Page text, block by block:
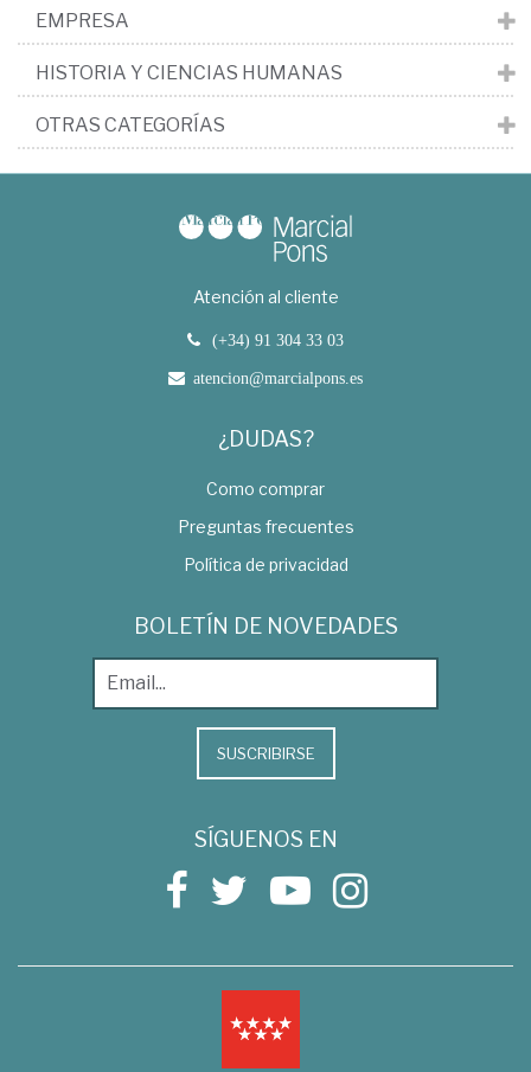
EMPRESA
HISTORIA Y CIENCIAS HUMANAS
OTRAS CATEGORÍAS
Atención al cliente
(+34) 91 304 33 03
atencion@marcialpons.es
¿DUDAS?
Como comprar
Preguntas frecuentes
Política de privacidad
BOLETÍN DE NOVEDADES
SUSCRIBIRSE
SÍGUENOS EN